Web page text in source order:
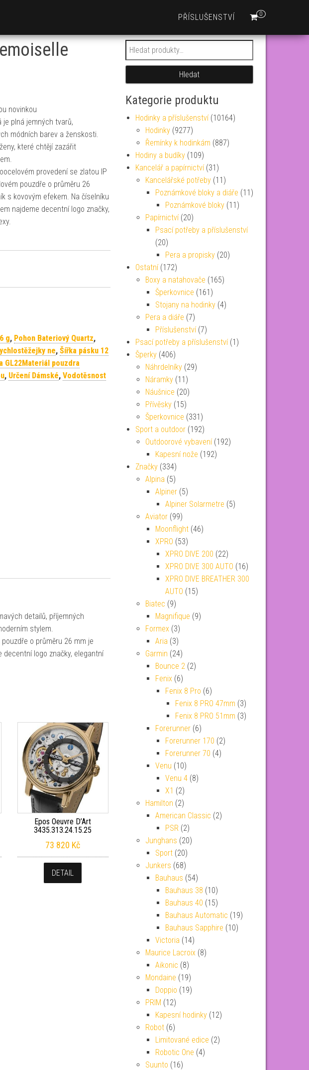
0
PŘÍSLUŠENSTVÍ
novinkou
je plná jemných tvarů,
módních barev a ženskosti.
které chtějí zazářit
provedení se zlatou IP
pouzdře o průměru 26
s kovovým efekem. Na číselníku
najdeme decentní logo značky,
g, Pohon Bateriový Quartz,
ne, Šířka pásku 12
GL22Materiál pouzdra
, Určení Dámské, Vodotěsnost
detailů, příjemných
stylem.
o průměru 26 mm je
logo značky, elegantní
Epos Oeuvre D’Art
3435.313.24.15.25
73 820 Kč
DETAIL
Hledat:
Hledat
Kategorie produktu
Hodinky a příslušenství (10164)
Hodinky (9277)
Řemínky k hodinkám (887)
Hodiny a budíky (109)
Kancelář a papírnictví (31)
Kancelářské potřeby (11)
Poznámkové bloky a diáře (11)
Poznámkové bloky (11)
Papírnictví (20)
Psací potřeby a příslušenství
(20)
Pera a propisky (20)
Ostatní (172)
Boxy a natahovače (165)
Šperkovnice (161)
Stojany na hodinky (4)
Pera a diáře (7)
Příslušenství (7)
Psací potřeby a příslušenství (1)
Šperky (406)
Náhrdelníky (29)
Náramky (11)
Náušnice (20)
Přívěsky (15)
Šperkovnice (331)
Sport a outdoor (192)
Outdoorové vybavení (192)
Kapesní nože (192)
Značky (334)
Alpina (5)
Alpiner (5)
Alpiner Solarmetre (5)
Aviator (99)
Moonflight (46)
XPRO (53)
XPRO DIVE 200 (22)
XPRO DIVE 300 AUTO (16)
XPRO DIVE BREATHER 300
AUTO (15)
Biatec (9)
Magnifique (9)
Formex (3)
Aria (3)
Garmin (24)
Bounce 2 (2)
Fenix (6)
Fenix 8 Pro (6)
Fenix 8 PRO 47mm (3)
Fenix 8 PRO 51mm (3)
Forerunner (6)
Forerunner 170 (2)
Forerunner 70 (4)
Venu (10)
Venu 4 (8)
X1 (2)
Hamilton (2)
American Classic (2)
PSR (2)
Junghans (20)
Sport (20)
Junkers (68)
Bauhaus (54)
Bauhaus 38 (10)
Bauhaus 40 (15)
Bauhaus Automatic (19)
Bauhaus Sapphire (10)
Victoria (14)
Maurice Lacroix (8)
Aikonic (8)
Mondaine (19)
Doppio (19)
PRIM (12)
Kapesní hodinky (12)
Robot (6)
Limitované edice (2)
Robotic One (4)
Suunto (16)